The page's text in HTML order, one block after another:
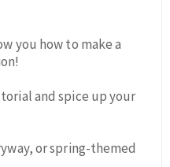
you how to make a
and spice up your
or spring-themed